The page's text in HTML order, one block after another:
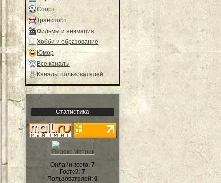
Спорт
Транспорт
Фильмы и анимация
Хобби и образование
Юмор
Все каналы
Каналы пользователей
Статистика
Онлайн всего: 7
Гостей: 7
Пользователей: 0